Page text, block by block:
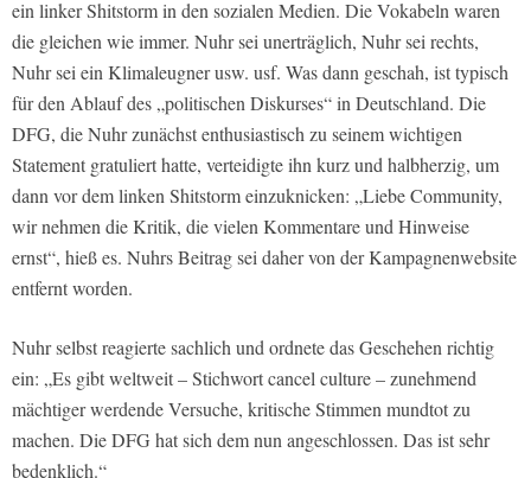
ein linker Shitstorm in den sozialen Medien. Die Vokabeln waren
die gleichen wie immer. Nuhr sei unerträglich, Nuhr sei rechts,
Nuhr sei ein Klimaleugner usw. usf. Was dann geschah, ist typisch
für den Ablauf des „politischen Diskurses“ in Deutschland. Die
DFG, die Nuhr zunächst enthusiastisch zu seinem wichtigen
Statement gratuliert hatte, verteidigte ihn kurz und halbherzig, um
dann vor dem linken Shitstorm einzuknicken: „Liebe Community,
wir nehmen die Kritik, die vielen Kommentare und Hinweise
ernst“, hieß es. Nuhrs Beitrag sei daher von der Kampagnenwebsite
entfernt worden.
Nuhr selbst reagierte sachlich und ordnete das Geschehen richtig
ein: „Es gibt weltweit – Stichwort cancel culture – zunehmend
mächtiger werdende Versuche, kritische Stimmen mundtot zu
machen. Die DFG hat sich dem nun angeschlossen. Das ist sehr
bedenklich.“